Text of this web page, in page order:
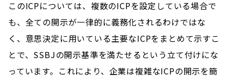
このICPについては、複数のICPを設定している場合で
も、全ての開示が一律的に義務化されるわけではな
く、意思決定に用いている主要なICPをまとめて示すこ
とで、SSBJの開示基準を満たせるという立て付けにな
っています。これにより、企業は複雑なICPの開示を簡